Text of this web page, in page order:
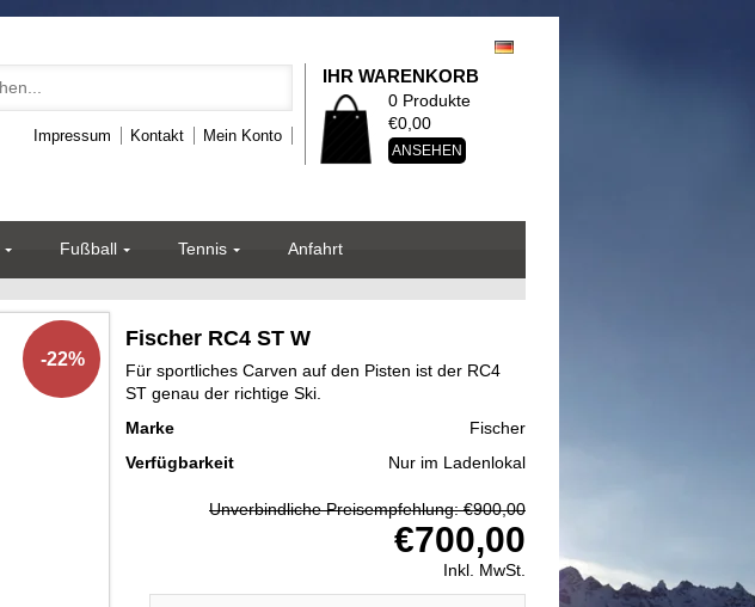
Impressum Kontakt Mein Konto
IHR WARENKORB
0 Produkte
€0,00
ANSEHEN
Fußball Tennis Anfahrt
-22%
Fischer RC4 ST W
Für sportliches Carven auf den Pisten ist der RC4
ST genau der richtige Ski.
Marke
Fischer
Verfügbarkeit
Nur im Ladenlokal
Unverbindliche Preisempfehlung: €900,00
€700,00
Inkl. MwSt.